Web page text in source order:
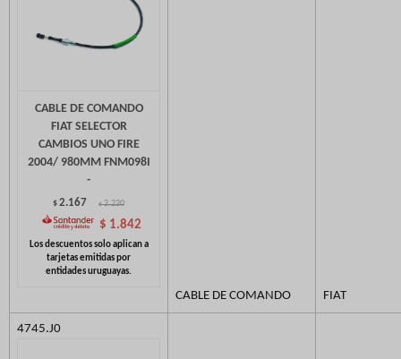
CABLE DE COMANDO
FIAT SELECTOR
CAMBIOS UNO FIRE
2004/ 980MM FNM098I
-
$2.167 $ 2.220
$ 1.842
CABLE DE COMANDO FIAT
4745.J0